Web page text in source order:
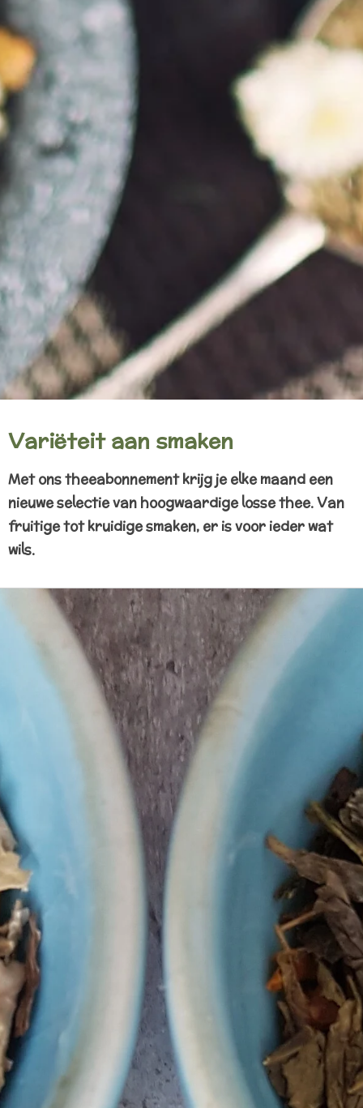
Variëteit aan smaken
Met ons theeabonnement krijg je elke maand een
nieuwe selectie van hoogwaardige losse thee. Van
fruitige tot kruidige smaken, er is voor ieder wat
wils.